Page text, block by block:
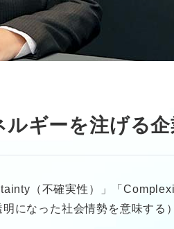
ギーを注げる
（不確実性）」「
になった社会情勢を意味する